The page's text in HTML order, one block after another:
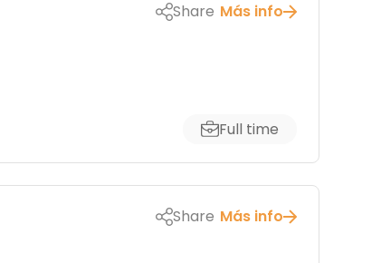
Share Más info
Full time
Share Más info